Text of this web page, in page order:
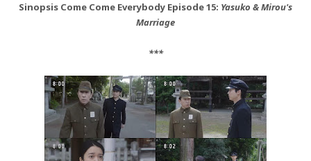
Sinopsis Come Come Everybody Episode 15: Yasuko & Mirou's
Marriage
***